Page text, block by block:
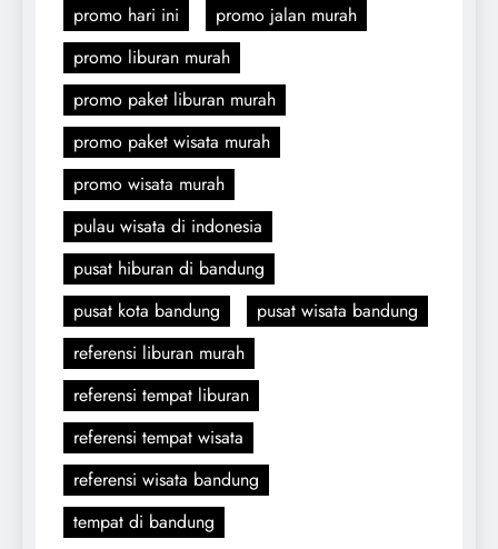
promo hari ini
promo jalan murah
promo liburan murah
promo paket liburan murah
promo paket wisata murah
promo wisata murah
pulau wisata di indonesia
pusat hiburan di bandung
pusat kota bandung
pusat wisata bandung
referensi liburan murah
referensi tempat liburan
referensi tempat wisata
referensi wisata bandung
tempat di bandung